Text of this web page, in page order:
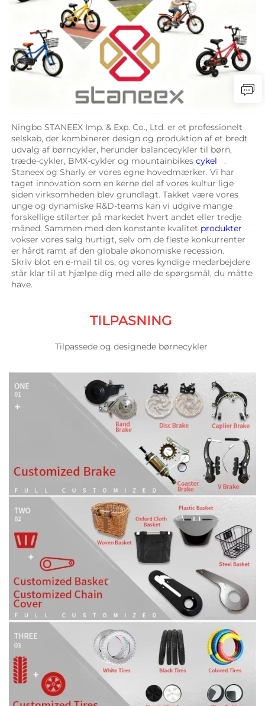
Ningbo STANEEX Imp. & Exp. Co., Ltd. er et professionelt
selskab, der kombinerer design og produktion af et bredt
udvalg af børncykler, herunder balancecykler til børn,
træde-cykler, BMX-cykler og mountainbikes cykel .
Staneex og Sharly er vores egne hovedmærker. Vi har
taget innovation som en kerne del af vores kultur lige
siden virksomheden blev grundlagt. Takket være vores
unge og dynamiske R&D-teams kan vi udgive mange
forskellige stilarter på markedet hvert andet eller tredje
måned. Sammen med den konstante kvalitet
vokser vores salg hurtigt, selv om de fleste konkurrenter
er hårdt ramt af den globale økonomiske recession.
Skriv blot en e-mail til os, og vores kyndige medarbejdere
står klar til at hjælpe dig med alle de spørgsmål, du måtte
have.
TILPASNING
Tilpassede og designede børnecykler